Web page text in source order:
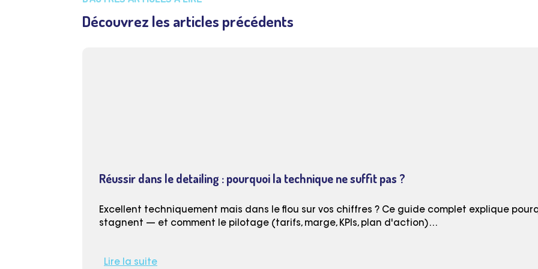
Découvrez les articles précédents
Réussir dans le detailing : pourquoi la technique ne suffit pas ?
Excellent techniquement mais dans le flou sur vos chiffres ? Ce guide complet explique
stagnent — et comment le pilotage (tarifs, marge, KPIs, plan d'action)…
Lire la suite